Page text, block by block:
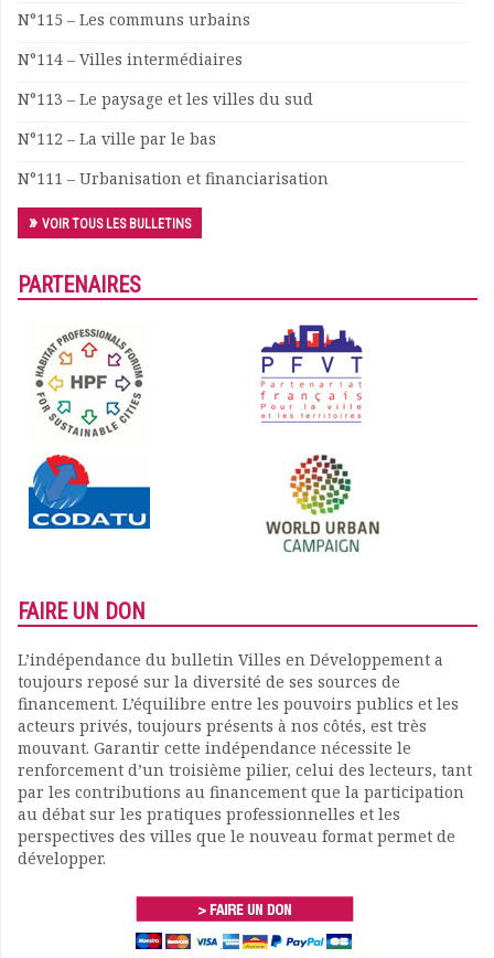
N°115 – Les communs urbains
N°114 – Villes intermédiaires
N°113 – Le paysage et les villes du sud
N°112 – La ville par le bas
N°111 – Urbanisation et financiarisation
VOIR TOUS LES BULLETINS
PARTENAIRES
FAIRE UN DON
L’indépendance du bulletin Villes en Développement a
toujours reposé sur la diversité de ses sources de
financement. L’équilibre entre les pouvoirs publics et les
acteurs privés, toujours présents à nos côtés, est très
mouvant. Garantir cette indépendance nécessite le
renforcement d’un troisième pilier, celui des lecteurs, tant
par les contributions au financement que la participation
au débat sur les pratiques professionnelles et les
perspectives des villes que le nouveau format permet de
développer.